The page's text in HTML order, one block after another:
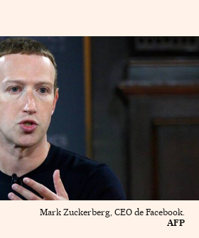
Mark Zuckerberg, CEO de Facebook.
AFP